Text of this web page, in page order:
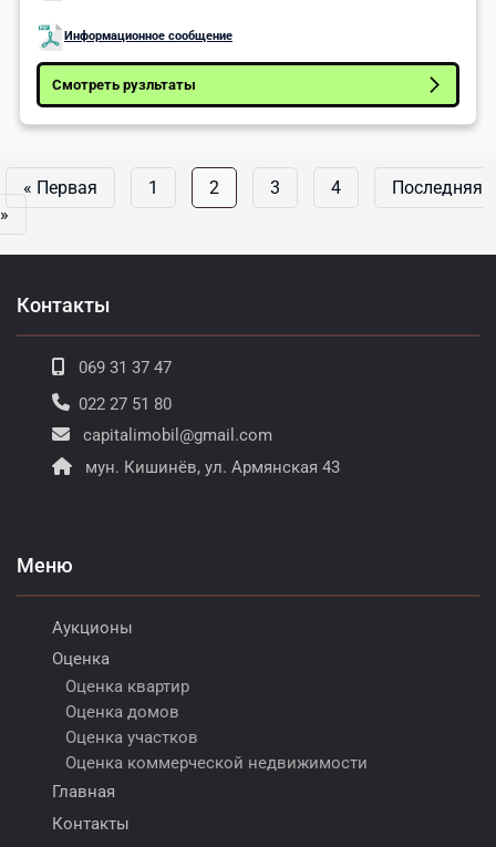
Информационное сообщение
Смотреть рузльтаты
« Первая 1 2 3 4
Последняя
»
Контакты
069 31 37 47
022 27 51 80
capitalimobil@gmail.com
мун. Кишинёв, ул. Армянская 43
Меню
Аукционы
Оценка
Оценка квартир
Оценка домов
Оценка участков
Оценка коммерческой недвижимости
Главная
Контакты